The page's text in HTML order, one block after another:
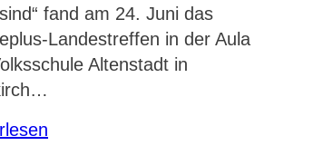
fand am 24. Juni das
Landestreffen in der Aula
Altenstadt in